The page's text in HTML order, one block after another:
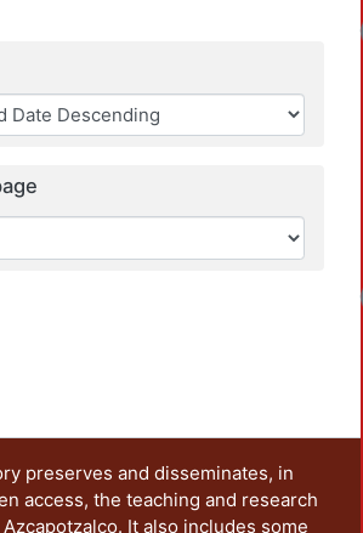
preserves and disseminates, in
access, the teaching and research
It also includes some